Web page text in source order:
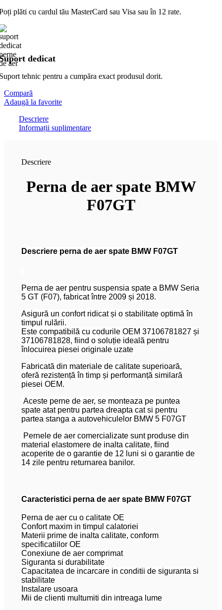
plăti cu cardul tău MasterCard sau Visa sau în 12 rate.
dedicat
tehnic pentru a cumpăra exact produsul dorit.
Compară
Adaugă la favorite
Descriere
Informații suplimentare
Descriere
Perna de aer spate BMW
F07GT
Descriere perna de aer spate BMW F07GT
Perna de aer pentru suspensia spate a BMW Seria
5 GT (F07), fabricat între 2009 și 2018.
Asigură un confort ridicat și o stabilitate optimă în
timpul rulării.
Este compatibilă cu codurile OEM 37106781827 și
37106781828, fiind o soluție ideală pentru
înlocuirea piesei originale uzate
Fabricată din materiale de calitate superioară,
oferă rezistență în timp și performanță similară
piesei OEM.
Aceste perne de aer, se monteaza pe puntea
spate atat pentru partea dreapta cat si pentru
partea stanga a autovehiculelor BMW 5 F07GT
Pernele de aer comercializate sunt produse din
material elastomere de inalta calitate, fiind
acoperite de o garantie de 12 luni si o garantie de
14 zile pentru returnarea banilor.
Caracteristici perna de aer spate BMW F07GT
Perna de aer cu o calitate OE
Confort maxim in timpul calatoriei
Materii prime de inalta calitate, conform
specificatiilor OE
Conexiune de aer comprimat
Siguranta si durabilitate
Capacitatea de incarcare in conditii de siguranta si
stabilitate
Instalare usoara
Mii de clienti multumiti din intreaga lume